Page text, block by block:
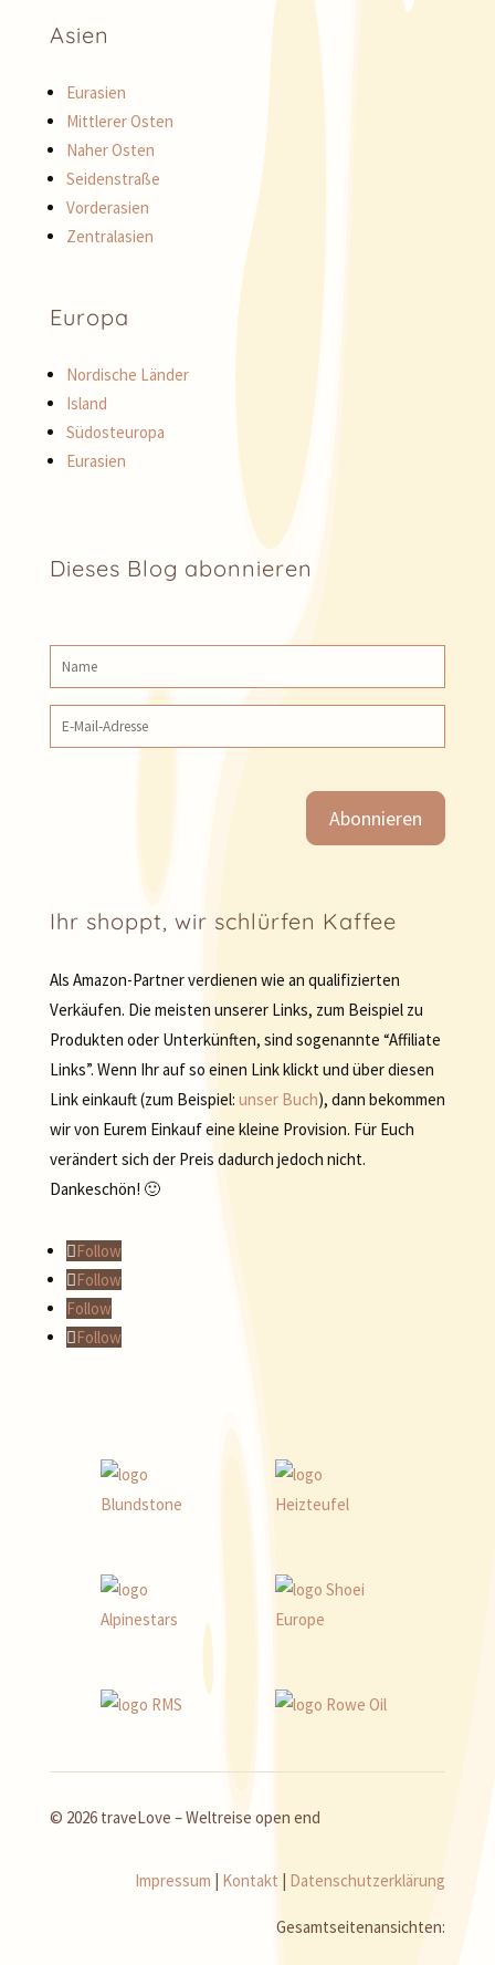
Asien
Eurasien
Mittlerer Osten
Naher Osten
Seidenstraße
Vorderasien
Zentralasien
Europa
Nordische Länder
Island
Südosteuropa
Eurasien
Dieses Blog abonnieren
Ihr shoppt, wir schlürfen Kaffee
Als Amazon-Partner verdienen wie an qualifizierten
Verkäufen. Die meisten unserer Links, zum Beispiel zu
Produkten oder Unterkünften, sind sogenannte “Affiliate
Links”. Wenn Ihr auf so einen Link klickt und über diesen
Link einkauft (zum Beispiel: unser Buch), dann bekommen
wir von Eurem Einkauf eine kleine Provision. Für Euch
verändert sich der Preis dadurch jedoch nicht.
Dankeschön! 🙂
Follow
Follow
Follow
Follow
© 2026 traveLove – Weltreise open end
Impressum | Kontakt | Datenschutzerklärung
Gesamtseitenansichten: